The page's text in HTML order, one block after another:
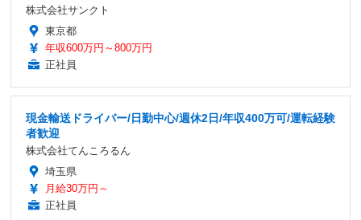
株式会社サンクト
東京都
年収600万円～800万円
正社員
現金輸送ドライバー/日勤中心/週休2日/年収400万可/運転経験
者歓迎
株式会社てんころるん
埼玉県
月給30万円～
正社員